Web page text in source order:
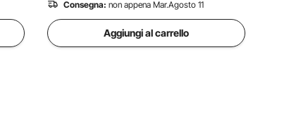
Consegna: non appena Mar.Agosto 11
Aggiungi al carrello